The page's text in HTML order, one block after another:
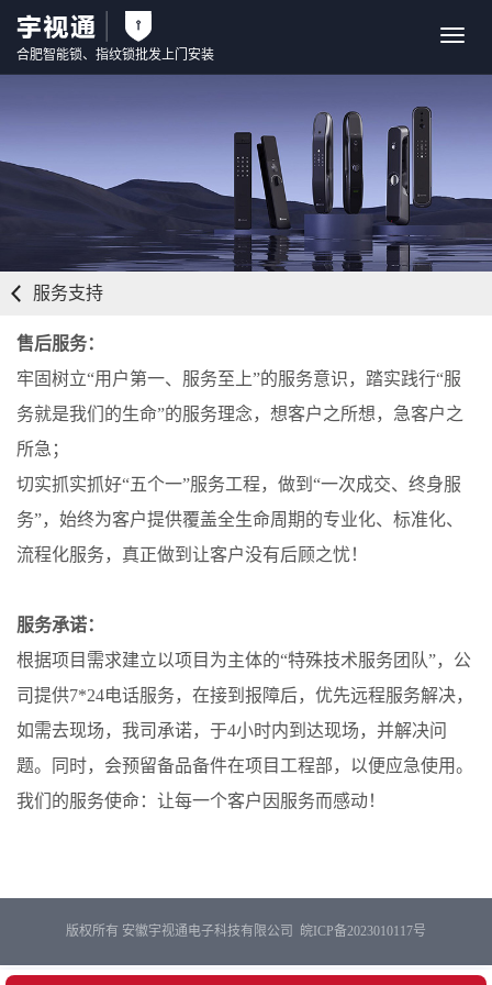
合肥智能锁、 指纹锁批发上门安装
Toggle
服务支持
售后服务：
牢固树立“用户第一、服务至上”的服务意识，踏实践行“服
务就是我们的生命”的服务理念，想客户之所想，急客户之
所急；
切实抓实抓好“五个一”服务工程，做到“一次成交、终身服
务”，始终为客户提供覆盖全生命周期的专业化、标准化、
流程化服务，真正做到让客户没有后顾之忧！
服务承诺：
根据项目需求建立以项目为主体的“特殊技术服务团队”，公
司提供7*24电话服务，在接到报障后，优先远程服务解决，
如需去现场，我司承诺，于4小时内到达现场，并解决问
题。同时，会预留备品备件在项目工程部，以便应急使用。
我们的服务使命：让每一个客户因服务而感动！
版权所有 安徽宇视通电子科技有限公司 皖ICP备2023010117号